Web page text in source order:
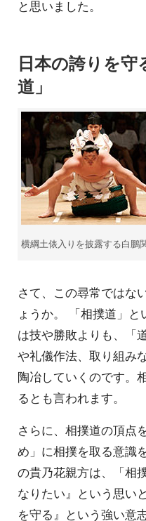
と思いました。
日本の誇りを守
道」
横綱土俵入りを披露する白鵬
さて、この尋常ではな
ょうか。 「相撲道」
は技や勝敗よりも、「
や礼儀作法、取り組み
陶冶していくのです。
るとも言われます。
さらに、相撲道の頂点
め」に相撲を取る意識
の貴乃花親方は、「相
なりたい』という思い
を守る』という強い意